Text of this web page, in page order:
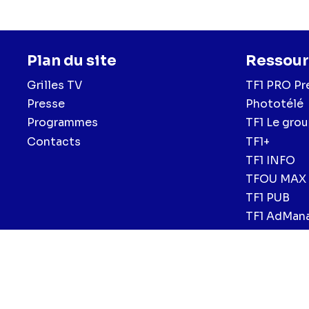
Plan du site
Grilles TV
Presse
Programmes
Contacts
TF1 PRO
Phototélé
TF1 Le
TF1+
TF1 INFO
TFOU MAX
TF1 PUB
TF1